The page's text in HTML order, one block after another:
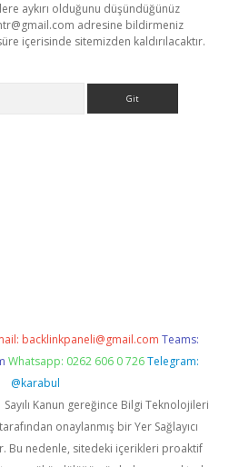
aykırı olduğunu düşündüğünüz
adresine bildirmeniz
içerisinde sitemizden kaldırılacaktır.
backlinkpaneli@gmail.com Teams:
Whatsapp: 0262 606 0 726 Telegram:
@karabul
Sayılı Kanun gereğince Bilgi Teknolojileri
onaylanmış bir Yer Sağlayıcı
Bu nedenle, sitedeki içerikleri proaktif